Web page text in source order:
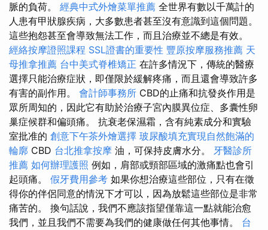
脈的負荷。 經典中式外燴菜單推薦 全世界有數以千萬計的
人患有甲狀腺疾病，大多數患者甚至沒有意識到這個問題。
這些抱怨甚至會導致無法工作，而且治療並不總是有效。
經絡按摩證照課程 SSL證書的重要性 豐原按摩服務推薦 天
母推拿推薦 台中美式脊椎矯正 在許多情況下，傳統的醫療
選擇只能治療症狀，即僅限於緩解疼痛，而且還會導致許多
有害的副作用。 會計師事務所 CBD的止痛和抗發炎作用是
眾所周知的，因此它有助於治療子宮內膜異位症、多囊性卵
巢症候群和偏頭痛。 抗衰老保濕霜，含有純素成分和實驗
室批准的 創意下午茶外燴選擇 玻尿酸填充實現自然飽滿的
輪廓 CBD 台北推拿按摩 油，可保持皮膚水分。 牙醫診所
推薦 如何辦理護照 例如，肩部或頸部區域的激痛點也會引
起頭痛。 假牙費用參考 如果你想治療這些部位，只有在徵
得你的伴侶同意的情況下才可以，因為放鬆這些部位是非常
痛苦的。 換句話說，我們不應該指望僅靠這一點就能治愈
我們，並且我們不需要為我們的健康做任何其他事情。 台